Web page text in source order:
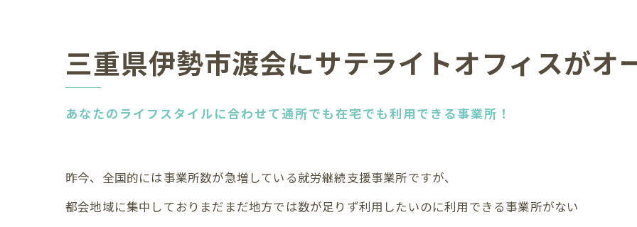
三重県伊勢市渡会にサテライトオフィスがオ
あなたのライフスタイルに合わせて通所でも在宅でも利用できる事業所！
昨今、全国的には事業所数が急増している就労継続支援事業所ですが、
都会地域に集中しておりまだまだ地方では数が足りず利用したいのに利用できる事業所がない